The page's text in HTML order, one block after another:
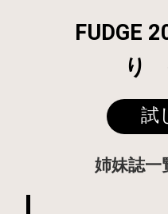
FUDGE
り
試
姉妹誌